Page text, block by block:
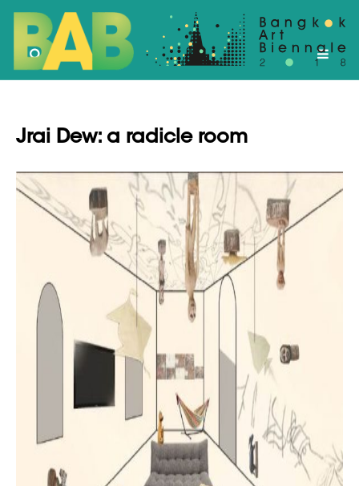
Jrai Dew: a radicle room